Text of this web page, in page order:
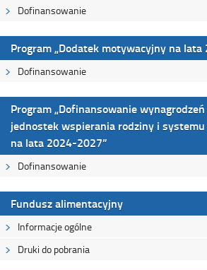
Dofinansowanie
Program „Dodatek motywacyjny na
Dofinansowanie
Program „Dofinansowanie
jednostek wspierania rodziny i systemu
na lata 2024-2027”
Dofinansowanie
Fundusz alimentacyjny
Informacje ogólne
Druki do pobrania